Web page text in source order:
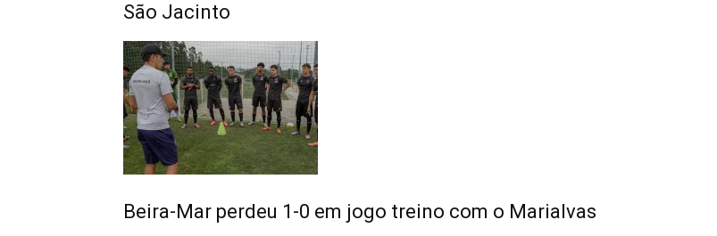
São Jacinto
Beira-Mar perdeu 1-0 em jogo treino com o Marialvas